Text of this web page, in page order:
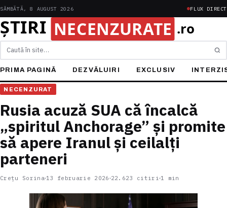
SÂMBĂTĂ, 8 AUGUST 2026 FLUX DIRECT
Caută
PRIMA PAGINĂ DEZVĂLUIRI EXCLUSIV
NECENZURAT
Rusia acuză SUA că încalcă
„spiritul Anchorage” și promite
să apere Iranul și ceilalți
parteneri
Crețu Sorina 13 februarie 2026 22.623 citiri 1 min